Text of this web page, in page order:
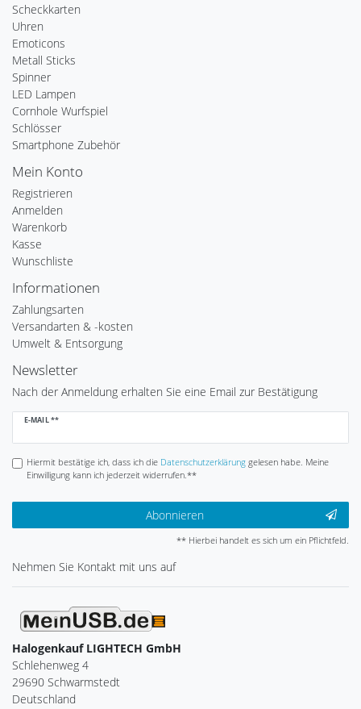
Scheckkarten
Uhren
Emoticons
Metall Sticks
Spinner
LED Lampen
Cornhole Wurfspiel
Schlösser
Smartphone Zubehör
Mein Konto
Registrieren
Anmelden
Warenkorb
Kasse
Wunschliste
Informationen
Zahlungsarten
Versandarten & -kosten
Umwelt & Entsorgung
Newsletter
Nach der Anmeldung erhalten Sie eine Email zur Bestätigung
E-MAIL **
Newsletter
Hiermit bestätige ich, dass ich die Daten­schutz­erklärunggelesen habe. Meine
Einwilligung kann ich jederzeit widerrufen.**
Abonnieren
** Hierbei handelt es sich um ein Pflichtfeld.
Nehmen Sie Kontakt mit uns auf
Halogenkauf LIGHTECH GmbH
Schlehenweg 4
29690 Schwarmstedt
Deutschland